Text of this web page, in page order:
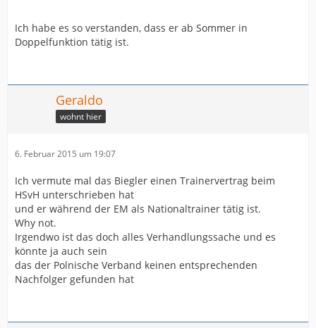
Ich habe es so verstanden, dass er ab Sommer in
Doppelfunktion tätig ist.
Geraldo
wohnt hier
6. Februar 2015 um 19:07
Ich vermute mal das Biegler einen Trainervertrag beim
HSvH unterschrieben hat
und er während der EM als Nationaltrainer tätig ist.
Why not.
Irgendwo ist das doch alles Verhandlungssache und es
könnte ja auch sein
das der Polnische Verband keinen entsprechenden
Nachfolger gefunden hat